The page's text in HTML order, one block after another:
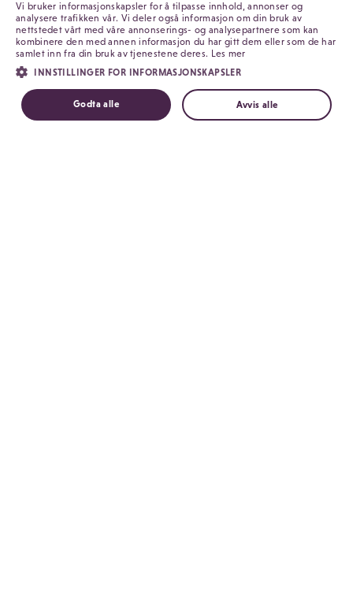
Vi bruker informasjonskapsler for å tilpasse innhold, annonser og
analysere trafikken vår. Vi deler også informasjon om din bruk av
nettstedet vårt med våre annonserings- og analysepartnere som kan
kombinere den med annen informasjon du har gitt dem eller som de har
samlet inn fra din bruk av tjenestene deres. Les mer
INNSTILLINGER FOR INFORMASJONSKAPSLER
Godta alle Avvis alle